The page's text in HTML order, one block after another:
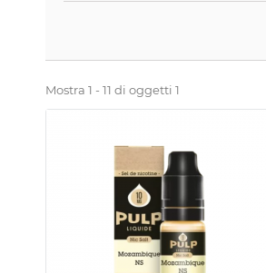
Mostra 1 - 11 di oggetti 1